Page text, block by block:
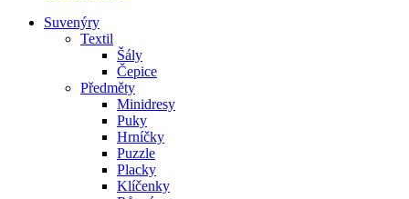
Suvenýry
Textil
Šály
Čepice
Předměty
Minidresy
Puky
Hrníčky
Puzzle
Placky
Klíčenky